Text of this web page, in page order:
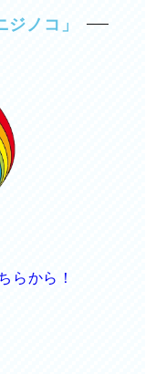
ノコ」
らから！